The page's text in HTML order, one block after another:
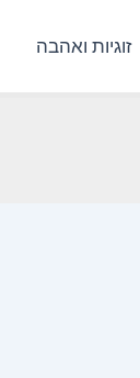
זוגיות ואהבה